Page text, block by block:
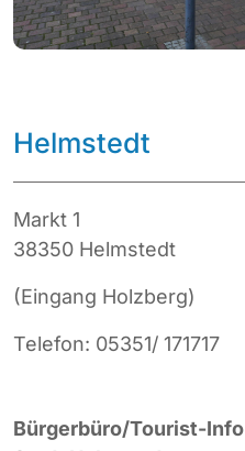
Helmstedt
Markt 1
38350 Helmstedt
(Eingang Holzberg)
Telefon: 05351/ 171717
Bürgerbüro/Tourist-Info